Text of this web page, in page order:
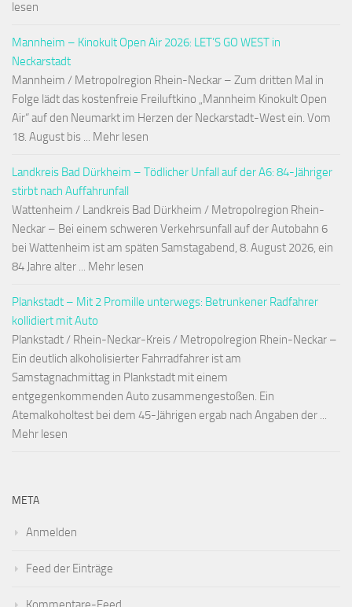
lesen
Mannheim – Kinokult Open Air 2026: LET’S GO WEST in
Neckarstadt
Mannheim / Metropolregion Rhein-Neckar – Zum dritten Mal in
Folge lädt das kostenfreie Freiluftkino „Mannheim Kinokult Open
Air“ auf den Neumarkt im Herzen der Neckarstadt-West ein. Vom
18. August bis ... Mehr lesen
Landkreis Bad Dürkheim – Tödlicher Unfall auf der A6: 84-Jähriger
stirbt nach Auffahrunfall
Wattenheim / Landkreis Bad Dürkheim / Metropolregion Rhein-
Neckar – Bei einem schweren Verkehrsunfall auf der Autobahn 6
bei Wattenheim ist am späten Samstagabend, 8. August 2026, ein
84 Jahre alter ... Mehr lesen
Plankstadt – Mit 2 Promille unterwegs: Betrunkener Radfahrer
kollidiert mit Auto
Plankstadt / Rhein-Neckar-Kreis / Metropolregion Rhein-Neckar –
Ein deutlich alkoholisierter Fahrradfahrer ist am
Samstagnachmittag in Plankstadt mit einem
entgegenkommenden Auto zusammengestoßen. Ein
Atemalkoholtest bei dem 45-Jährigen ergab nach Angaben der ...
Mehr lesen
META
Anmelden
Feed der Einträge